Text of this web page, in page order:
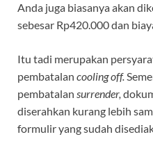
Anda juga biasanya akan
sebesar Rp420.000 dan
Itu tadi merupakan
pembatalan cooling off.
pembatalan surrender,
diserahkan kurang lebih
formulir yang sudah